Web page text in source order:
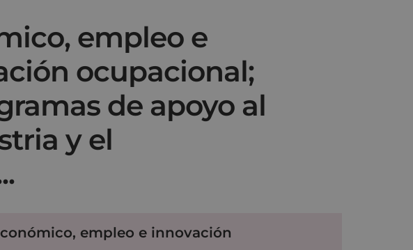
empleo e
ocupacional;
de apoyo al
y el
empleo e innovación